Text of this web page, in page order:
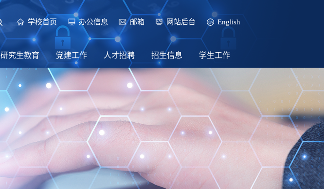
学校首页 办公信息 邮箱 网站后台 English
研究生教育 党建工作 人才招聘 招生信息 学生工作